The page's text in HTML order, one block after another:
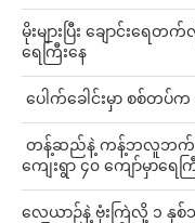
မိုးများပြီး ချောင်းရေ
ရေကြီးနေ
ပေါက်ခေါင်းမှာ စစ်တပ်
တန့်ဆည်နဲ့ ကန့်ဘလူဘက်မှာ
ကျေးရွာ ၄၀ ကျော်မှာရေက
လေယာဉ်နဲ့ ဗုံးကြဲလို့ ၁ နှ